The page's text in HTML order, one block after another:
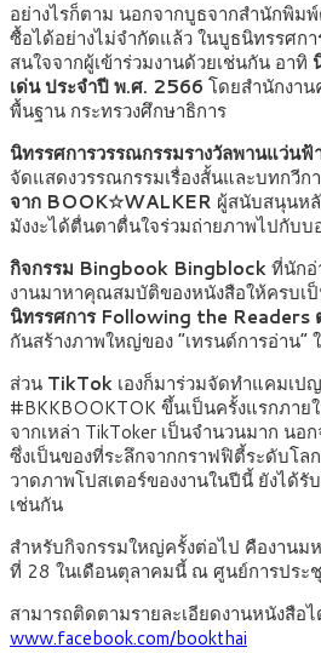
อย่างไรก็ตาม นอกจากบูธจากสำนักพิม
ซื้อได้อย่างไม่จำกัดแล้ว ในบูธนิทรรศก
สนใจจากผู้เข้าร่วมงานด้วยเช่นกัน อาทิ
เด่นประจำปี พ.ศ. 2566 โดยสำนักงา
พื้นฐาน กระทรวงศึกษาธิการ
นิทรรศการวรรณกรรมรางวัลพานแว่นฟ้
จัดแสดงวรรณกรรมเรื่องสั้นและบทกวีก
จาก BOOK☆WALKER ผู้สนับสนุนห
มังงะได้ตื่นตาตื่นใจร่วมถ่ายภาพไปกับ
กิจกรรม Bingbook Bingblockที่นักอ่
งานมาหาคุณสมบัติของหนังสือให้ครบเป็
นิทรรศการ Following the Readers
กันสร้างภาพใหญ่ของ “เทรนด์การอ่าน
ส่วน TikTok เองก็มาร่วมจัดทำแคมเ
#BKKBOOKTOK ขึ้นเป็นครั้งแรกภาย
จากเหล่า TikToker เป็นจำนวนมาก นอ
ซึ่งเป็นของที่ระลึกจากกราฟฟิตี้ระดับโล
วาดภาพโปสเตอร์ของงานในปีนี้ ยังได้
เช่นกัน
สำหรับกิจกรรมใหญ่ครั้งต่อไป คืองานม
ที่ 28 ในเดือนตุลาคมนี้ ณ ศูนย์การประ
สามารถติดตามรายละเอียดงานหนังสือ
www.facebook.com/bookthai